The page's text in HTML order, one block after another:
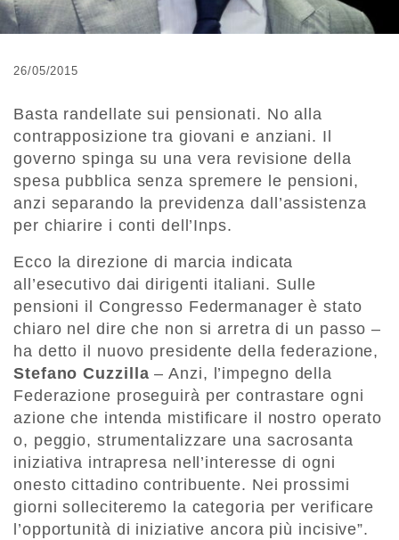
26/05/2015
Basta randellate sui pensionati. No alla
contrapposizione tra giovani e anziani. Il
governo spinga su una vera revisione della
spesa pubblica senza spremere le pensioni,
anzi separando la previdenza dall’assistenza
per chiarire i conti dell’Inps.
Ecco la direzione di marcia indicata
all’esecutivo dai dirigenti italiani. Sulle
pensioni il Congresso Federmanager è stato
chiaro nel dire che non si arretra di un passo –
ha detto il nuovo presidente della federazione,
Stefano Cuzzilla – Anzi, l’impegno della
Federazione proseguirà per contrastare ogni
azione che intenda mistificare il nostro operato
o, peggio, strumentalizzare una sacrosanta
iniziativa intrapresa nell’interesse di ogni
onesto cittadino contribuente. Nei prossimi
giorni solleciteremo la categoria per verificare
l’opportunità di iniziative ancora più incisive”.